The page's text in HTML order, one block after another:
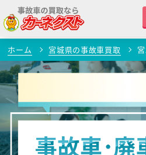
ホーム 宮城県の事故車買取